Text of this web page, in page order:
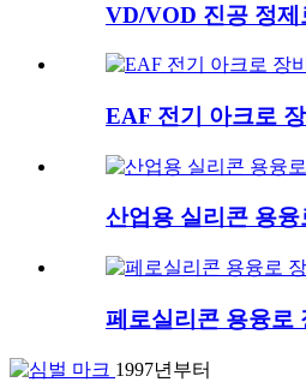
VD/VOD 진공 정제
EAF 전기 아크로 장
산업용 실리콘 용융
페로실리콘 용융로
1997년부터